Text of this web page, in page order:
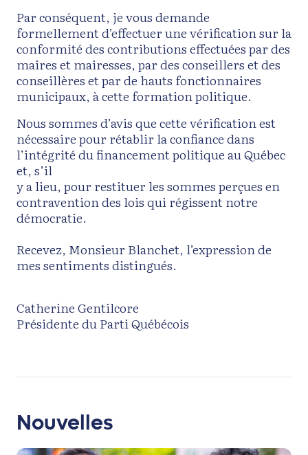
Par conséquent, je vous demande
formellement d’effectuer une vérification sur la
conformité des contributions effectuées par des
maires et mairesses, par des conseillers et des
conseillères et par de hauts fonctionnaires
municipaux, à cette formation politique.
Nous sommes d’avis que cette vérification est
nécessaire pour rétablir la confiance dans
l’intégrité du financement politique au Québec
et, s’il
y a lieu, pour restituer les sommes perçues en
contravention des lois qui régissent notre
démocratie.
Recevez, Monsieur Blanchet, l’expression de
mes sentiments distingués.
Catherine Gentilcore
Présidente du Parti Québécois
Nouvelles